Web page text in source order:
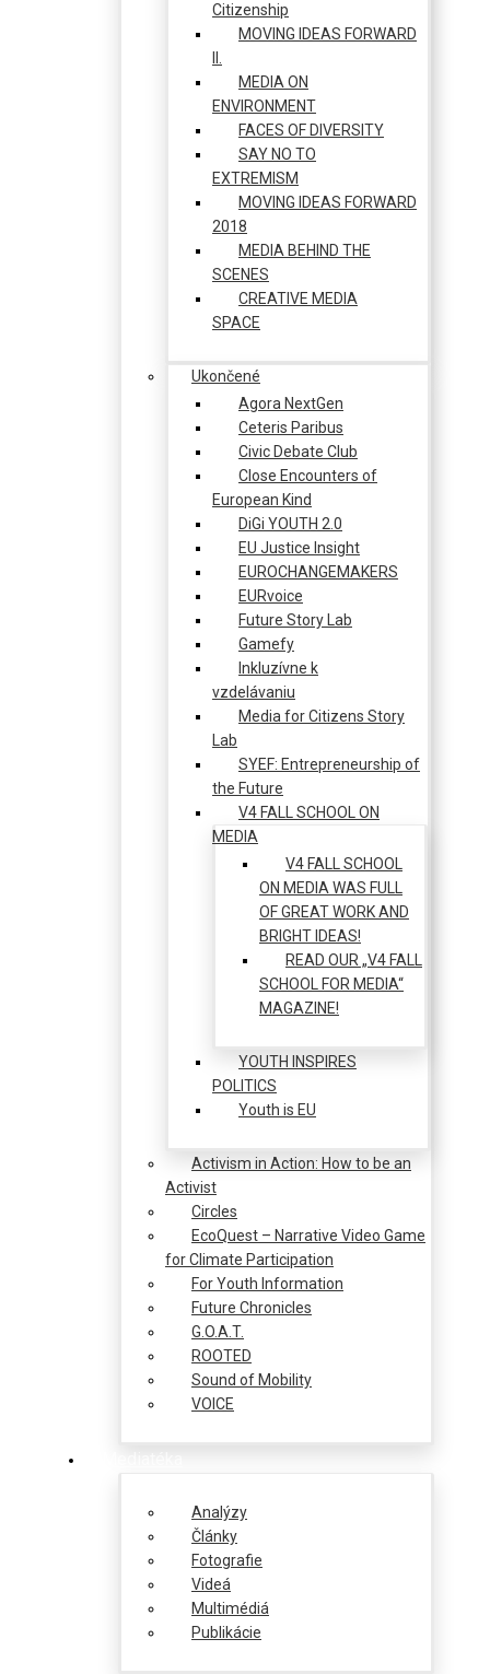
Citizenship
MOVING IDEAS FORWARD
MEDIA ON
ENVIRONMENT
FACES OF DIVERSITY
SAY NO TO
EXTREMISM
MOVING IDEAS FORWARD
2018
MEDIA BEHIND THE
SCENES
CREATIVE MEDIA
SPACE
Ukončené
Agora NextGen
Ceteris Paribus
Civic Debate Club
Close Encounters of
European Kind
DiGi YOUTH 2.0
EU Justice Insight
EUROCHANGEMAKERS
EURvoice
Future Story Lab
Gamefy
Inkluzívne k
vzdelávaniu
Media for Citizens Story
Lab
SYEF: Entrepreneurship of
the Future
V4 FALL SCHOOL ON
MEDIA
V4 FALL SCHOOL
ON MEDIA WAS FULL
OF GREAT WORK AND
BRIGHT IDEAS!
READ OUR „V4 FALL
SCHOOL FOR MEDIA“
MAGAZINE!
YOUTH INSPIRES
POLITICS
Youth is EU
Activism in Action: How to be an
Activist
Circles
EcoQuest – Narrative Video Game
for Climate Participation
For Youth Information
Future Chronicles
G.O.A.T.
ROOTED
Sound of Mobility
VOICE
Analýzy
Články
Fotografie
Videá
Multimédiá
Publikácie